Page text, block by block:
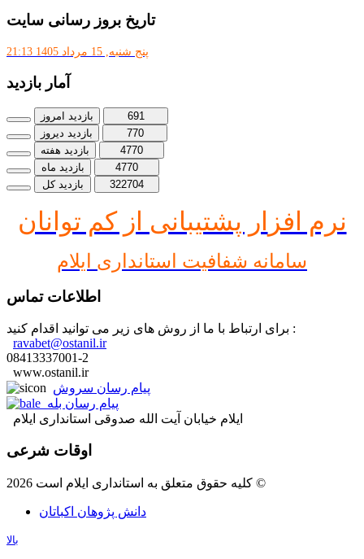
تاریخ بروز رسانی سایت
پنج شنبه, 15 مرداد 1405 21:13
آمار بازدید
بازدید امروز
691
بازدید دیروز
770
بازدید هفته
4770
بازدید ماه
4770
بازدید کل
322704
نرم افز ار پشتیبانی از کم توانان
سامانه شفافیت استانداری ایلام
اطلاعات تماس
برای ارتباط با ما از روش های زیر می توانید اقدام کنید :
ravabet@ostanil.ir
08413337001-2
www.ostanil.ir
پیام رسان سروش
پیام رسان بله
ایلام خیابان آیت الله صدوقی استانداری ایلام
اوقات شرعی
کلیه حقوق متعلق به استانداری ایلام است 2026 ©
دانش پژوهان اکباتان
بالا